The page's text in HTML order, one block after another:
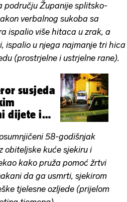
području Županije splitsko-
verbalnog sukoba sa
ispalio više hitaca u zrak, a
ispalio u njega najmanje tri hica
(prostrjelne i ustrjelne rane).
susjeda
dijete i
58-godišnjak
obiteljske kuće sjekiru i
kako pruža pomoć žrtvi
da ga usmrti, sjekirom
tjelesne ozljede (prijelom